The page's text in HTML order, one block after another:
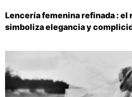
Lencería femenina refinada : el
simboliza elegancia y